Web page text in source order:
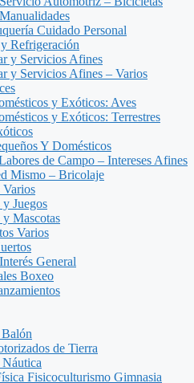
Cuidado Personal
Refrigeración
y Servicios Afines
y Servicios Afines – Varios
y Exóticos: Aves
y Exóticos: Terrestres
Y Domésticos
de Campo – Intereses Afines
Mismo – Bricolaje
Varios
y Juegos
y Mascotas
Varios
General
Boxeo
de Tierra
Fisicoculturismo Gimnasia